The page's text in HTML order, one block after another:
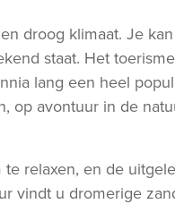
droog klimaat. Je
staat. Het
lang een heel
op avontuur in de
relaxen, en de
vindt u dromerige